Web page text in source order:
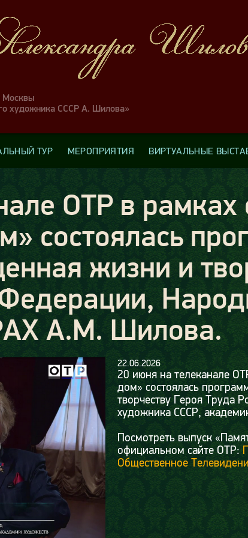
Москвы
художника СССР А. Шилова»
ТУР МЕРОПРИЯТИЯ ВИРТУАЛЬНЫЕ
ОТР в рамках
состоялась
жизни и
А.М. Шилова.
22.06.2026
20 июня на телеканале
дом» состоялась
творчеству Героя Труда
художника СССР,
Посмотреть выпуск
официальном сайте ОТР:
Общественное